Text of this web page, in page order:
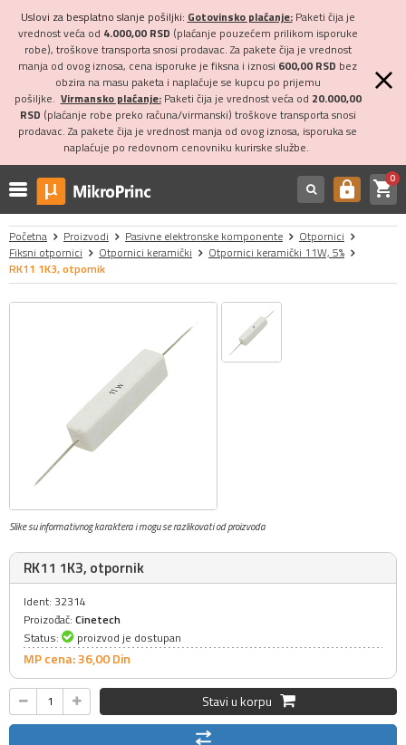
Uslovi za besplatno slanje pošiljki: Gotovinsko plaćanje:Paketi čija je
vrednost veća od 4.000,00 RSD (plaćanje pouzećem prilikom isporuke
robe), troškove transporta snosi prodavac. Za pakete čija je vrednost
manja od ovog iznosa, cena isporuke je fiksna i iznosi 600,00 RSD bez
obzira na masu paketa i naplaćuje se kupcu po prijemu
pošiljke. Virmansko plaćanje:Paketi čija je vrednost veća od 20.000,00
RSD (plaćanje robe preko računa/virmanski) troškove transporta snosi
prodavac. Za pakete čija je vrednost manja od ovog iznosa, isporuka se
naplaćuje po redovnom cenovniku kurirske službe.
https shopping_cart0
Početna Proizvodi Pasivne elektronske komponente
Otpornici
Fiksni otpornici
Otpornici keramički
Otpornici keramički 11W, 5%
RK11 1K3, otpornik
Slike su informativnog karaktera i mogu se razlikovati od proizvoda
RK11 1K3, otpornik
Ident: 32314
Proizođač: Cinetech
Status:
proizvod je dostupan
MP cena: 36,00Din
Stavi u korpu